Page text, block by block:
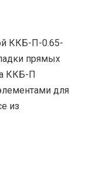
ККБ-П-0.65-
прямых
ККБ-П
для
из